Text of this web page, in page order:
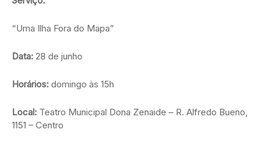
“Uma Ilha Fora do Mapa”
Data: 28 de junho
Horários: domingo às 15h
Local: Teatro Municipal Dona Zenaide – R. Alfredo Bueno,
1151 – Centro